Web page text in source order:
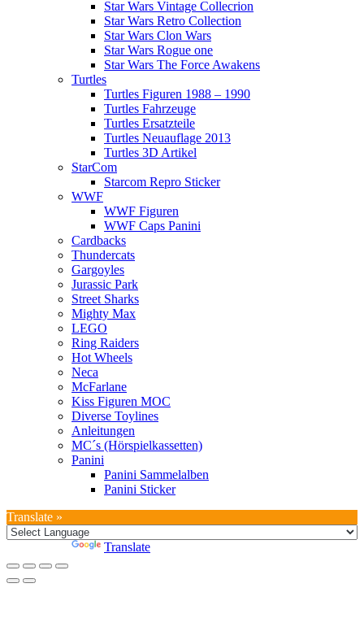
Star Wars Vintage Collecrion
Star Wars Retro Collection
Star Wars Clon Wars
Star Wars Rogue one
Star Wars The Force Awakens
Turtles
Turtles Figuren 1988 – 1990
Turtles Fahrzeuge
Turtles Ersatzteile
Turtles Neuauflage 2013
Turtles 3D Artikel
StarCom
Starcom Repro Sticker
WWF
WWF Figuren
WWF Caps Panini
Cardbacks
Thundercats
Gargoyles
Jurassic Park
Street Sharks
Mighty Max
LEGO
Ring Raiders
Hot Wheels
Neca
McFarlane
Kiss Figuren MOC
Diverse Toylines
Anleitungen
MC´s (Hörspielkassetten)
Panini
Panini Sammelalben
Panini Sticker
Translate »
Translate